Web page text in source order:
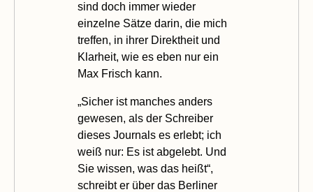
sind doch immer wieder
einzelne Sätze darin, die mich
treffen, in ihrer Direktheit und
Klarheit, wie es eben nur ein
Max Frisch kann.
„Sicher ist manches anders
gewesen, als der Schreiber
dieses Journals es erlebt; ich
weiß nur: Es ist abgelebt. Und
Sie wissen, was das heißt“,
schreibt er über das Berliner